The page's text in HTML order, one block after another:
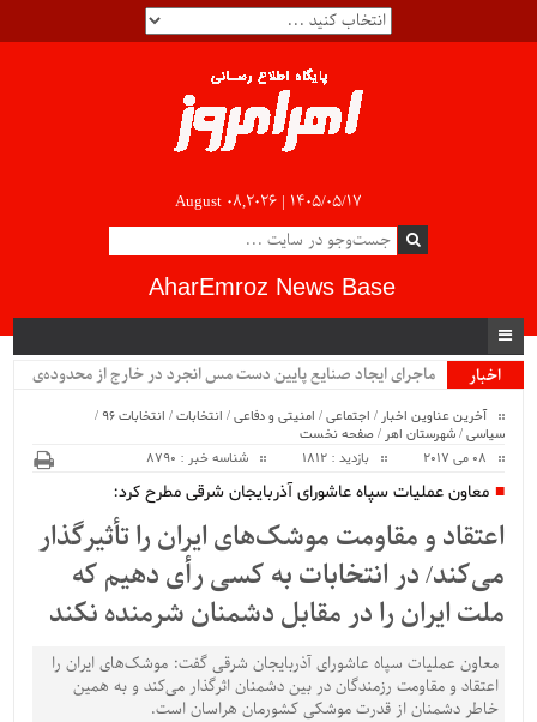
August 08,2026 | ۱۴۰۵/۰۵/۱۷
AharEmroz News Base
اخبار
ماجرای ایجاد صنایع پایین دست مس انجرد در خارج از محدوده‌ی
آخرین عناوین اخبار / اجتماعی/ امنیتی و دفاعی/ انتخابات/ انتخابات 96
/
سیاسی/شهرستان اهر /صفحه نخست
بازدید : 1812 شناسه خبر : 8790
معاون عملیات سپاه عاشورای آذربایجان شرقی مطرح کرد:
اعتقاد و مقاومت موشک‌های ایران را تأثیرگذار
می‌کند/ در انتخابات به کسی رأی دهیم که
ملت ایران را در مقابل دشمنان شرمنده نکند
معاون عملیات سپاه عاشورای آذربایجان شرقی گفت: موشک‌های ایران را
اعتقاد و مقاومت رزمندگان در بین دشمنان اثرگذار می‌کند و به همین
خاطر دشمنان از قدرت موشکی کشورمان هراسان است.